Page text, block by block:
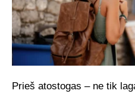
Prieš atostogas – ne tik